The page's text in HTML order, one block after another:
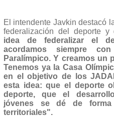
El intendente Javkin destacó
federalización del deporte y
idea de federalizar el
acordamos siempre
Paralímpico. Y creamos un
Tenemos ya la Casa
en el objetivo de los
esta idea: que el deporte
deporte, que el
jóvenes se dé de
territoriales".